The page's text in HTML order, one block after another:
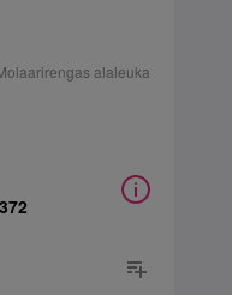
alaleuka